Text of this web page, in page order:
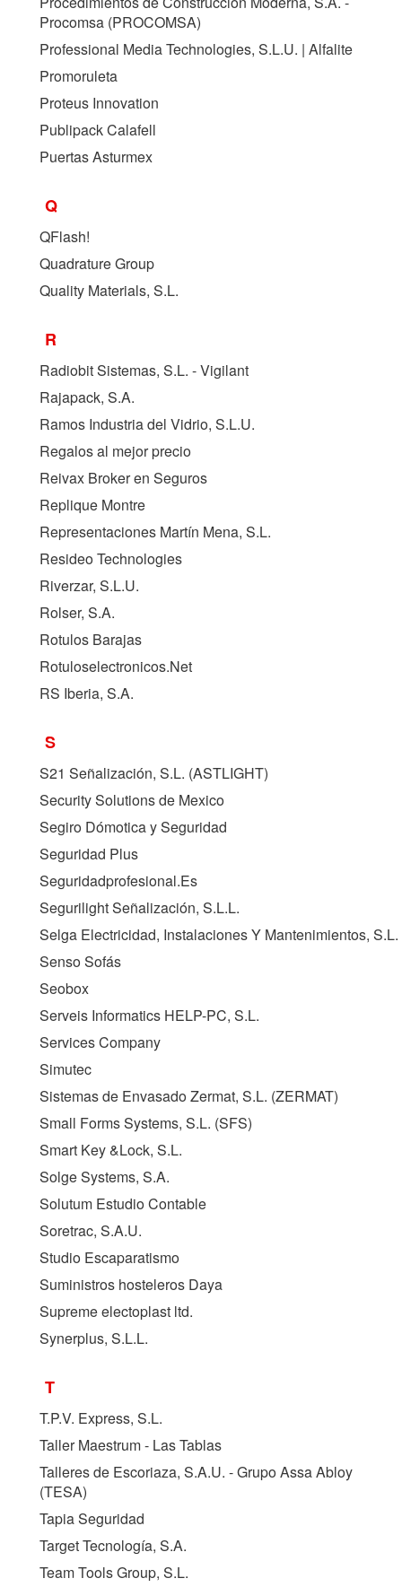
Procomsa (PROCOMSA)
Professional Media Technologies, S.L.U. | Alfalite
Promoruleta
Proteus Innovation
Publipack Calafell
Puertas Asturmex
Q
QFlash!
Quadrature Group
Quality Materials, S.L.
R
Radiobit Sistemas, S.L. - Vigilant
Rajapack, S.A.
Ramos Industria del Vidrio, S.L.U.
Regalos al mejor precio
Reivax Broker en Seguros
Replique Montre
Representaciones Martín Mena, S.L.
Resideo Technologies
Riverzar, S.L.U.
Rolser, S.A.
Rotulos Barajas
Rotuloselectronicos.Net
RS Iberia, S.A.
S
S21 Señalización, S.L. (ASTLIGHT)
Security Solutions de Mexico
Segiro Dómotica y Seguridad
Seguridad Plus
Seguridadprofesional.Es
Segurilight Señalización, S.L.L.
Selga Electricidad, Instalaciones Y Mantenimientos, S.L.
Senso Sofás
Seobox
Serveis Informatics HELP-PC, S.L.
Services Company
Simutec
Sistemas de Envasado Zermat, S.L. (ZERMAT)
Small Forms Systems, S.L. (SFS)
Smart Key &Lock, S.L.
Solge Systems, S.A.
Solutum Estudio Contable
Soretrac, S.A.U.
Studio Escaparatismo
Suministros hosteleros Daya
Supreme electoplast ltd.
Synerplus, S.L.L.
T
T.P.V. Express, S.L.
Taller Maestrum - Las Tablas
Talleres de Escoriaza, S.A.U. - Grupo Assa Abloy
(TESA)
Tapia Seguridad
Target Tecnología, S.A.
Team Tools Group, S.L.